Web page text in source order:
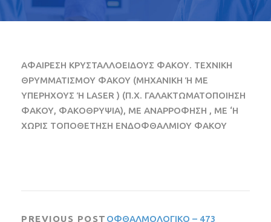
ΑΦΑΙΡΕΣΗ ΚΡΥΣΤΑΛΛΟΕΙΔΟΥΣ ΦΑΚΟΥ. ΤΕΧΝΙΚΗ
ΘΡΥΜΜΑΤΙΣΜΟΥ ΦΑΚΟΥ (ΜΗΧΑΝΙΚΗ Ή ΜΕ
ΥΠΕΡΗΧΟΥΣ Ή LASER ) (Π.Χ. ΓΑΛΑΚΤΩΜΑΤΟΠΟΙΗΣΗ
ΦΑΚΟΥ, ΦΑΚΟΘΡΥΨΙΑ), ΜΕ ΑΝΑΡΡΟΦΗΣΗ , ΜΕ ‘Η
ΧΩΡΙΣ ΤΟΠΟΘΕΤΗΣΗ ΕΝΔΟΦΘΑΛΜΙΟΥ ΦΑΚΟΥ
PREVIOUS POST ΟΦΘΑΛΜΟΛΟΓΙΚΟ – 473